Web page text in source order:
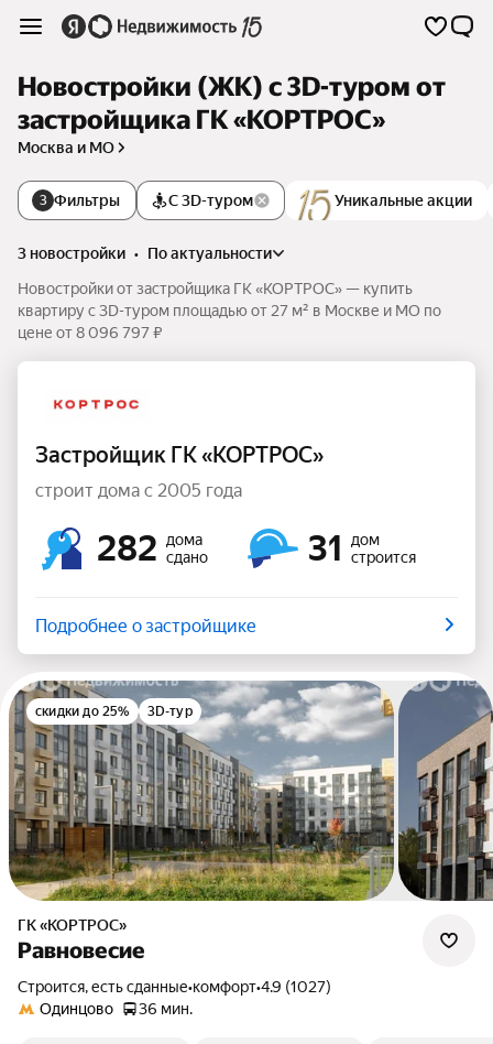
Новостройки (ЖК) c 3D-туром от
застройщика ГК «КОРТРОС»
Москва и МО
3 Фильтры Уникальные акции
С 3D-туром
3 новостройки •
по актуальности
Новостройки от застройщика ГК «КОРТРОС» — купить
квартиру c 3D-туром площадью от 27 м² в Москве и МО по
цене от 8 096 797 ₽
Застройщик ГК «КОРТРОС»
строит дома с 2005 года
282
дома
сдано
31
дом
строится
Подробнее о застройщике
скидки до 25% 3D-тур
ГК «КОРТРОС»
Равновесие
Строится, есть сданные•комфорт•4.9 (1027)
Одинцово
36 мин.